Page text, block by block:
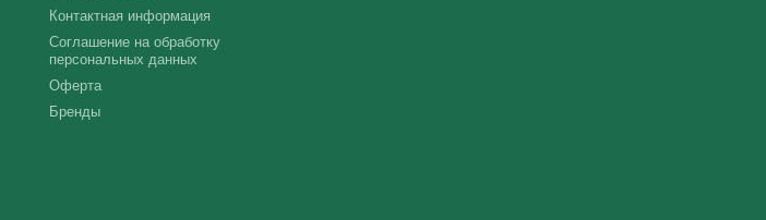
Контактная информация
Соглашение на обработку
персональных данных
Оферта
Бренды